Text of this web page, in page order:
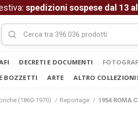
spedizioni sospese dal 13
DECRETI E DOCUMENTI
BOZZETTI ARTE ALTRO
(1860-1970) Reportage 1954 ROMA